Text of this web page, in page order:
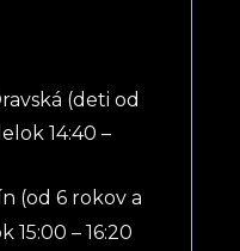
(deti od
14:40 –
(od 6 rokov a
– 16:20